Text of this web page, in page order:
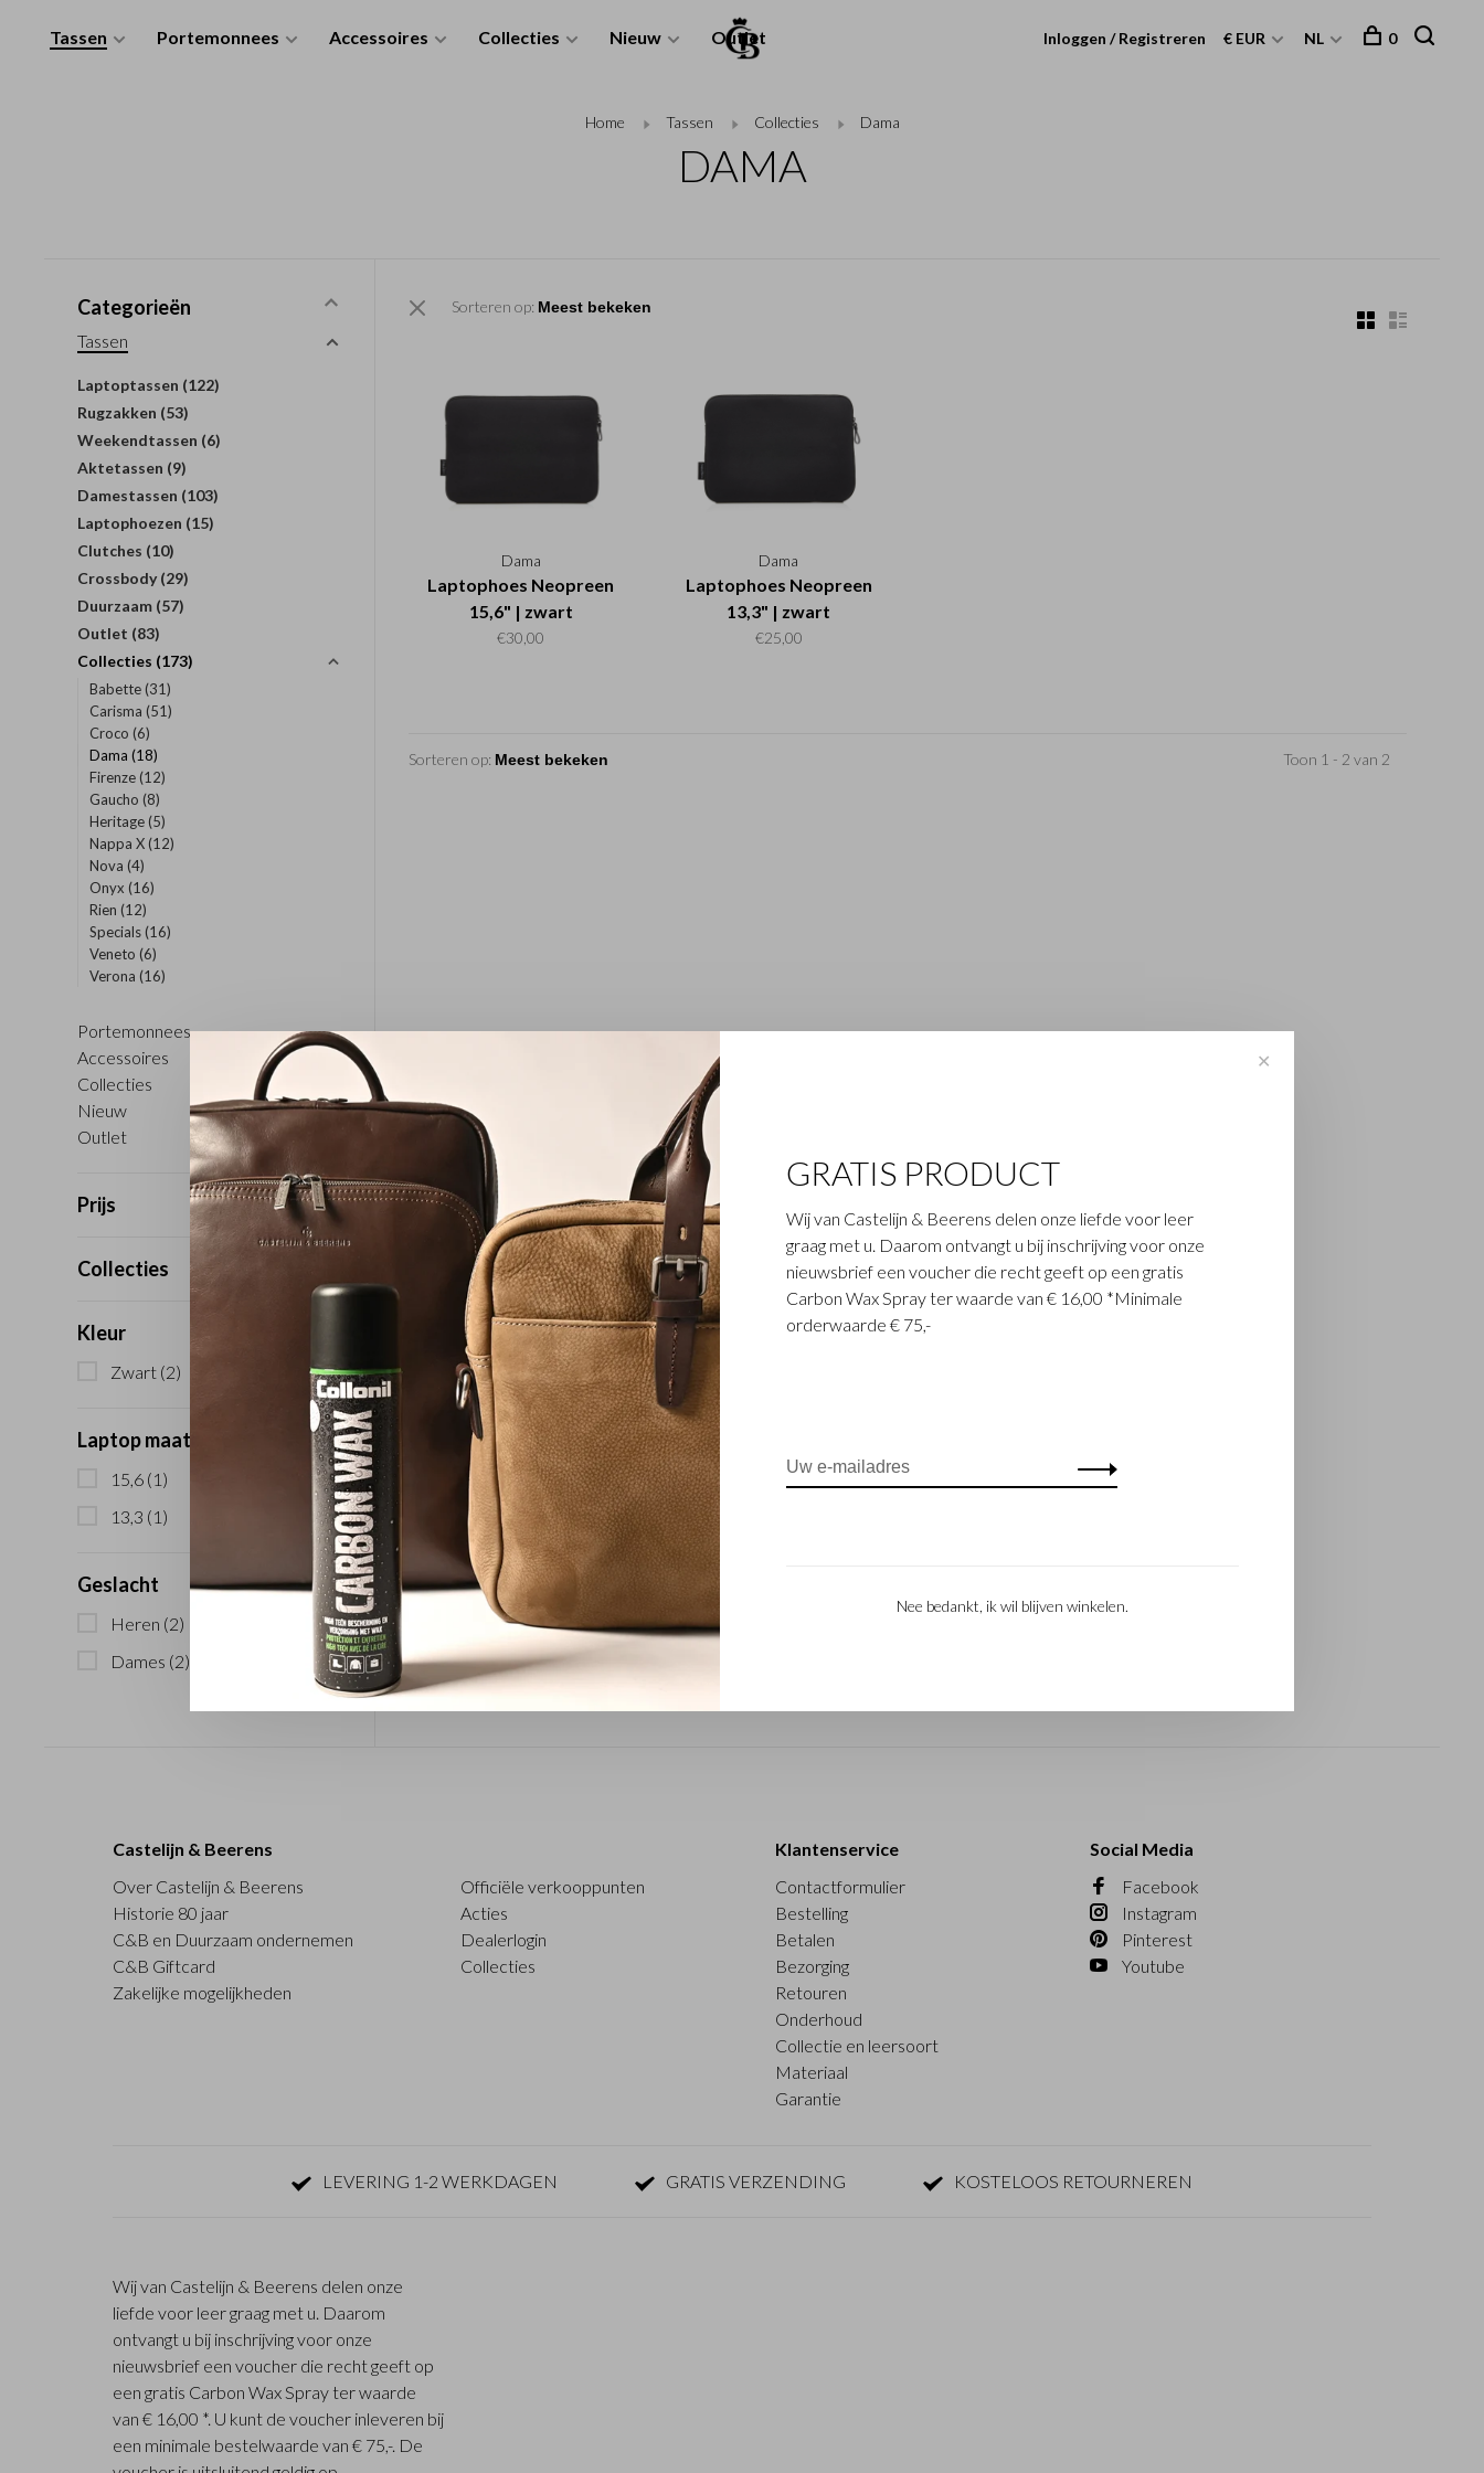
Tassen Portemonnees Accessoires Collecties Nieuw Outlet Inloggen / Registreren € EUR NL 0
Home Tassen Collecties Dama
DAMA
Categorieën
Tassen
Laptoptassen (122)
Rugzakken (53)
Weekendtassen (6)
Aktetassen (9)
Damestassen (103)
Laptophoezen (15)
Clutches (10)
Crossbody (29)
Duurzaam (57)
Outlet (83)
Collecties (173)
Babette (31)
Carisma (51)
Croco (6)
Dama (18)
Firenze (12)
Gaucho (8)
Heritage (5)
Nappa X(12)
Nova (4)
Onyx (16)
Rien (12)
Specials(16)
Veneto (6)
Verona (16)
Portemonnees
Accessoires
Collecties
Nieuw
Outlet
Prijs
Collecties
Kleur
Zwart (2)
Laptop maat
15,6 (1)
13,3 (1)
Geslacht
Heren (2)
Dames (2)
Sorteren op:
Dama
Laptophoes Neopreen
15,6" | zwart
€30,00
Dama
Laptophoes Neopreen
13,3" | zwart
€25,00
Sorteren op: Toon 1 - 2 van 2
Castelijn & Beerens
Over Castelijn & Beerens
Historie 80 jaar
C&B en Duurzaam ondernemen
C&B Giftcard
Zakelijke mogelijkheden
Officiële verkooppunten
Acties
Dealerlogin
Collecties
Klantenservice
Contactformulier
Bestelling
Betalen
Bezorging
Retouren
Onderhoud
Collectie en leersoort
Materiaal
Garantie
Social Media
Facebook
Instagram
Pinterest
Youtube
LEVERING 1-2 WERKDAGEN GRATIS VERZENDING KOSTELOOS RETOURNEREN
Wij van Castelijn & Beerens delen onze
liefde voor leer graag met u. Daarom
ontvangt u bij inschrijving voor onze
nieuwsbrief een voucher die recht geeft op
een gratis Carbon Wax Spray ter waarde
van € 16,00 *. U kunt de voucher inleveren bij
een minimale bestelwaarde van € 75,-. De
✕
GRATIS PRODUCT
Wij van Castelijn & Beerens delen onze liefde voor leer
graag met u. Daarom ontvangt u bij inschrijving voor onze
nieuwsbrief een voucher die recht geeft op een gratis
Carbon Wax Spray ter waarde van € 16,00 *Minimale
orderwaarde € 75,-
Nee bedankt, ik wil blijven winkelen.